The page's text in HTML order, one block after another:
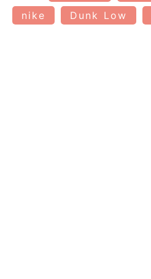
nike
Dunk Low